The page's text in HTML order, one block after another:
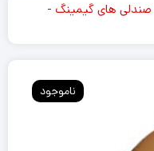
صندلی های گیمینگ -
ناموجود